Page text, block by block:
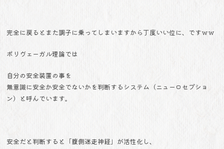
完全に戻るとまた調子に乗ってしまいますから丁度いい位に、ですｗｗ
ポリヴェーガル理論では
自分の安全装置の事を
無意識に安全か安全でないかを判断するシステム（ニューロセプショ
ン）と呼んでいます。
安全だと判断すると「腹側迷走神経」が活性化し、